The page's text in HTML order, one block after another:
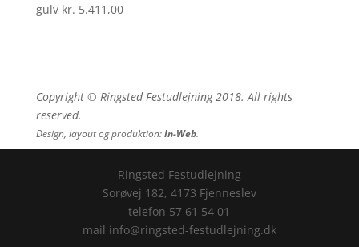
gulv kr. 5.411,00
Copyright © Ringsted Festudlejning 2018. All rights
reserved.
Design, layout og produktion:In-Web.
Ringsted Festudlejning
Sorøvej 182, 4173 Fjenneslev
telefon 57 61 54 01
mail info@ringsted-festudlejning.dk